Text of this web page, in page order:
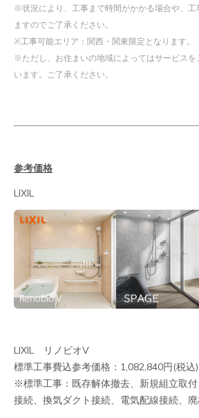
※状況により、工事まで時間がかかる場合や、工
ますのでご了承ください。
※工事可能エリア：関西・関東限定となります。
※ただし、お住まいの地域によってはサービス
います。ご了承ください。
参考価格
LIXIL
LIXIL リノビオV
標準工事費込参考価格：1,082,840円(税込)
※標準工事：既存解体撤去、新規組立取
接続、換気ダクト接続、電気配線接続、